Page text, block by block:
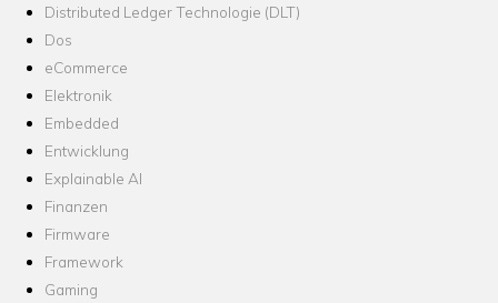
Distributed Ledger Technologie (DLT)
Dos
eCommerce
Elektronik
Embedded
Entwicklung
Explainable AI
Finanzen
Firmware
Framework
Gaming